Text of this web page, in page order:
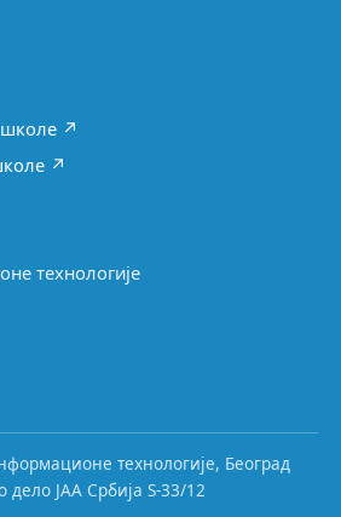
школе ↗
↗
технологије
технологије, Београд
дело ЈАА Србија S-33/12